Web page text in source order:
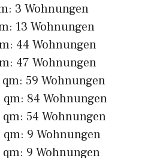
3 Wohnungen
13 Wohnungen
44 Wohnungen
47 Wohnungen
qm: 59 Wohnungen
qm: 84 Wohnungen
qm: 54 Wohnungen
qm: 9 Wohnungen
qm: 9 Wohnungen